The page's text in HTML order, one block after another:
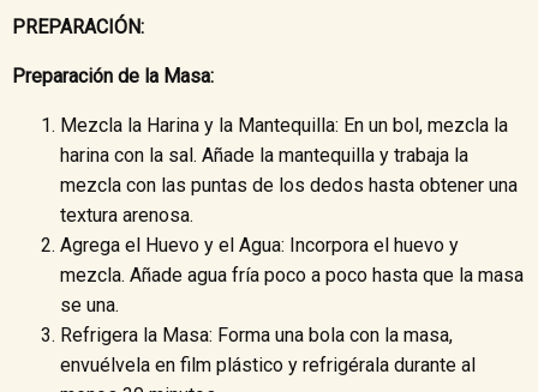
PREPARACIÓN:
Preparación de la Masa:
Mezcla la Harina y la Mantequilla: En un bol, mezcla la
harina con la sal. Añade la mantequilla y trabaja la
mezcla con las puntas de los dedos hasta obtener una
textura arenosa.
Agrega el Huevo y el Agua: Incorpora el huevo y
mezcla. Añade agua fría poco a poco hasta que la masa
se una.
Refrigera la Masa: Forma una bola con la masa,
envuélvela en film plástico y refrigérala durante al